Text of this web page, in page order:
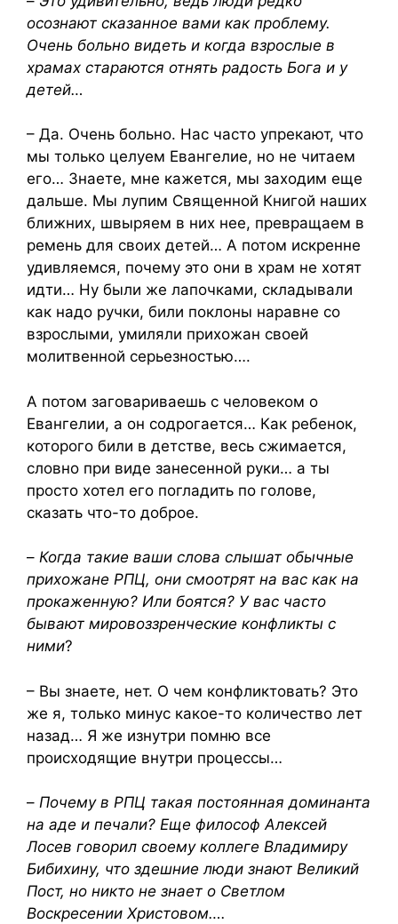
осознают сказанное вами как проблему.
Очень больно видеть и когда взрослые в
храмах стараются отнять радость Бога и у
детей…
– Да. Очень больно. Нас часто упрекают, что
мы только целуем Евангелие, но не читаем
его… Знаете, мне кажется, мы заходим еще
дальше. Мы лупим Священной Книгой наших
ближних, швыряем в них нее, превращаем в
ремень для своих детей… А потом искренне
удивляемся, почему это они в храм не хотят
идти… Ну были же лапочками, складывали
как надо ручки, били поклоны наравне со
взрослыми, умиляли прихожан своей
молитвенной серьезностью….
А потом заговариваешь с человеком о
Евангелии, а он содрогается… Как ребенок,
которого били в детстве, весь сжимается,
словно при виде занесенной руки… а ты
просто хотел его погладить по голове,
сказать что-то доброе.
– Когда такие ваши слова слышат обычные
прихожане РПЦ, они смоотрят на вас как на
прокаженную? Или боятся? У вас часто
бывают мировоззренческие конфликты с
ними?
– Вы знаете, нет. О чем конфликтовать? Это
же я, только минус какое-то количество лет
назад… Я же изнутри помню все
происходящие внутри процессы…
– Почему в РПЦ такая постоянная доминанта
на аде и печали? Еще философАлексей
Лосев говорил своему коллеге Владимиру
Бибихину, что здешние люди знают Великий
Пост, но никто не знает о Светлом
Воскресении Христовом….